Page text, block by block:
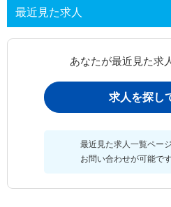
最近見た求人
あなたが最近見た求
求人を探し
最近見た求人一覧ページ
お問い合わせが可能です